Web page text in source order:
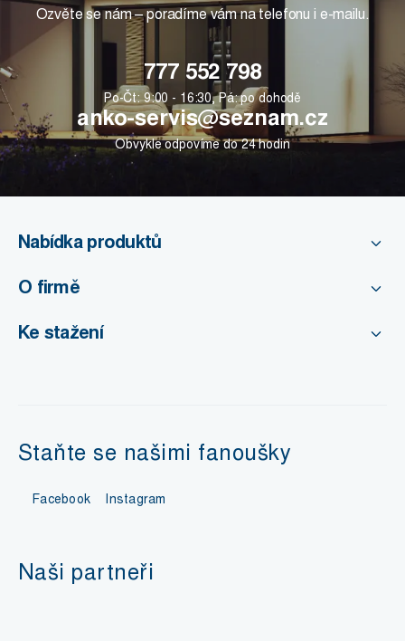
Ozvěte se nám – poradíme vám na telefonu i e-mailu.
777 552 798
Po-Čt: 9:00 - 16:30, Pá: po dohodě
anko-servis@seznam.cz
Obvykle odpovíme do 24 hodin
Nabídka produktů
O firmě
Ke stažení
Staňte se našimi fanoušky
Facebook Instagram
Naši partneři